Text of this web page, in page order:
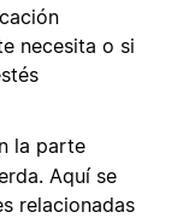
necesita o si
la parte
Aquí se
relacionadas